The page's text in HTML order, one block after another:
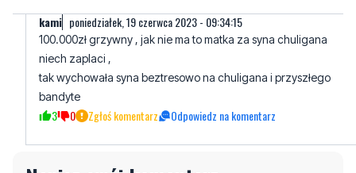
tak wychowała syna beztresowo na chuligana i przyszłego
bandyte
3 0 Zgłoś komentarz
Napisz swój komentarz